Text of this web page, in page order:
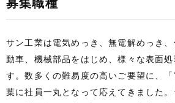
募集職種
サン工業は電気めっき、無電解めっき
動車、機械部品をはじめ、様々な表面
す。数多くの難易度の高いご要望に、
葉に社員一丸となって応えてきました